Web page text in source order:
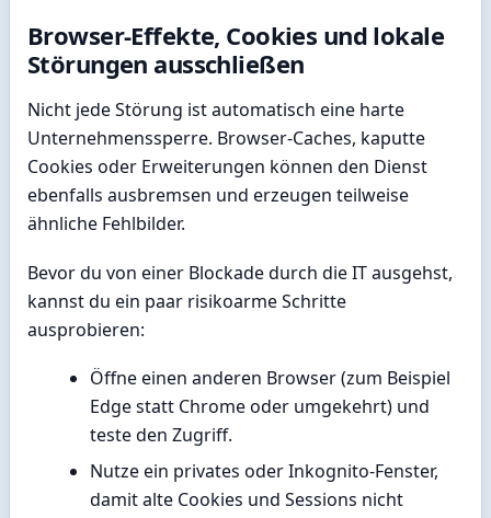
Browser-Effekte, Cookies und lokale
Störungen ausschließen
Nicht jede Störung ist automatisch eine harte
Unternehmenssperre. Browser-Caches, kaputte
Cookies oder Erweiterungen können den Dienst
ebenfalls ausbremsen und erzeugen teilweise
ähnliche Fehlbilder.
Bevor du von einer Blockade durch die IT ausgehst,
kannst du ein paar risikoarme Schritte
ausprobieren:
Öffne einen anderen Browser (zum Beispiel
Edge statt Chrome oder umgekehrt) und
teste den Zugriff.
Nutze ein privates oder Inkognito-Fenster,
damit alte Cookies und Sessions nicht